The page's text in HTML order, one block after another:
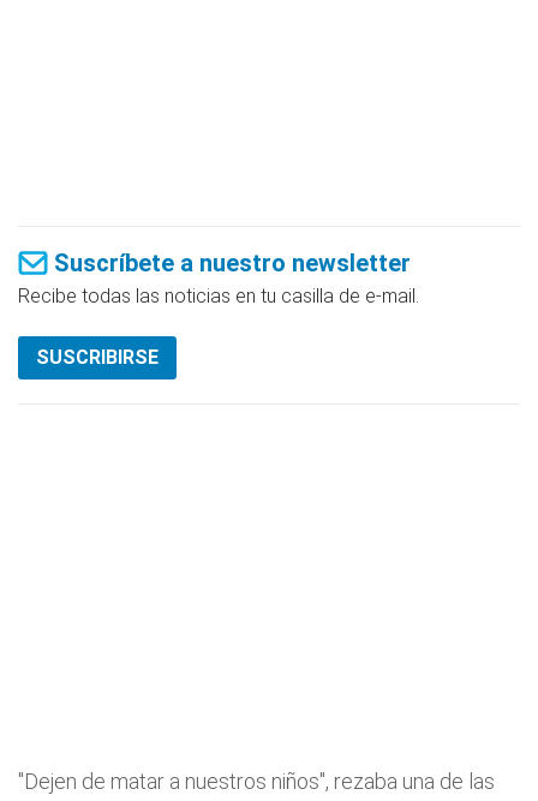
Suscríbete a nuestro newsletter
Recibe todas las noticias en tu casilla de e-mail.
SUSCRIBIRSE
"Dejen de matar a nuestros niños", rezaba una de las